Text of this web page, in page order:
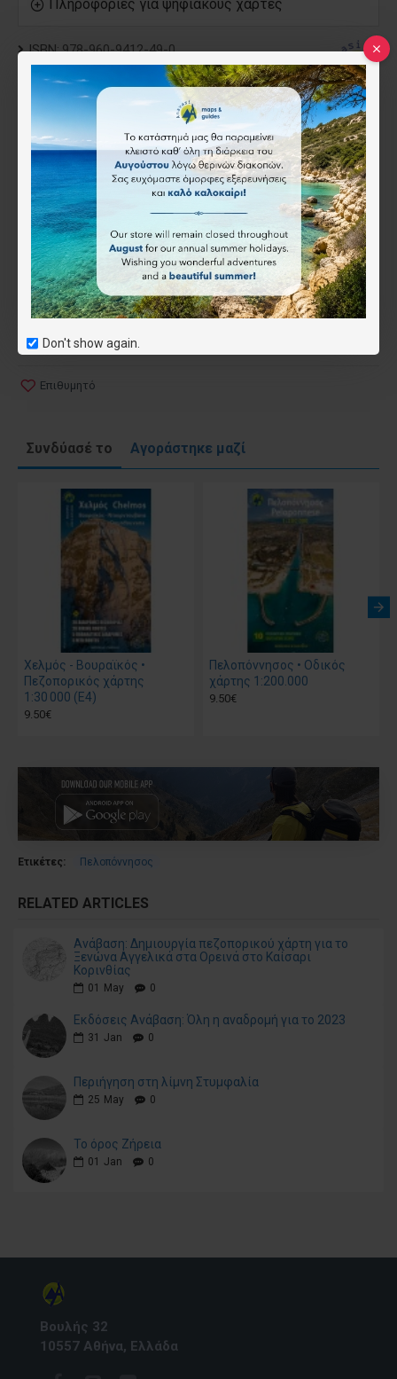
Don't show again.
Πληροφορίες για ψηφιακούς χάρτες
ISBN:978-960-9412-49-0
Anavasi
9.50€
Τύπος
Έντυπος
Ψηφιακός (όχι για το app) (-4.50€)
Επιθυμητό
Συνδύασέ το Αγοράστηκε μαζί
Χελμός - Βουραϊκός •
Πεζοπορικός χάρτης
1:30 000 (E4)
9.50€
Πελοπόννησος • Οδικός
χάρτης 1:200.000
9.50€
Ετικέτες: Πελοπόννησος
RELATED ARTICLES
Ανάβαση: Δημιουργία πεζοπορικού χάρτη για το
Ξενώνα Αγγελικά στα Ορεινά στο Καίσαρι
Κορινθίας
01 May 0
Εκδόσεις Ανάβαση: Όλη η αναδρομή για το 2023
31 Jan 0
Περιήγηση στη λίμνη Στυμφαλία
25 May 0
Το όρος Ζήρεια
01 Jan 0
Βουλής 32
10557 Αθήνα, Ελλάδα